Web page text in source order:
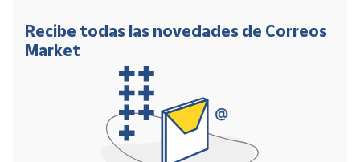
Recibe todas las novedades de Correos
Market